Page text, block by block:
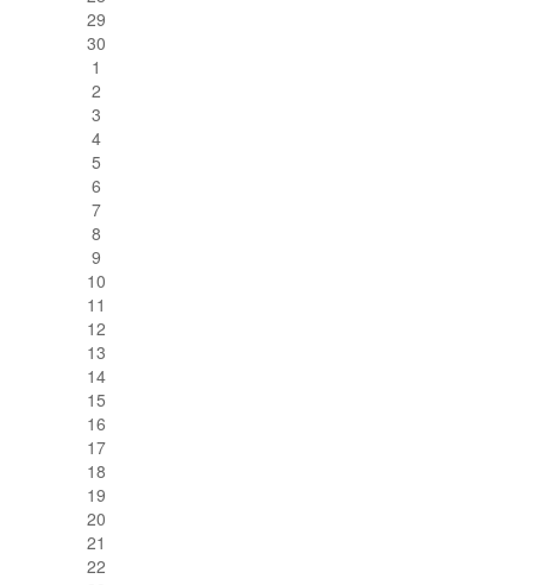
29
30
1
2
3
4
5
6
7
8
9
10
11
12
13
14
15
16
17
18
19
20
21
22